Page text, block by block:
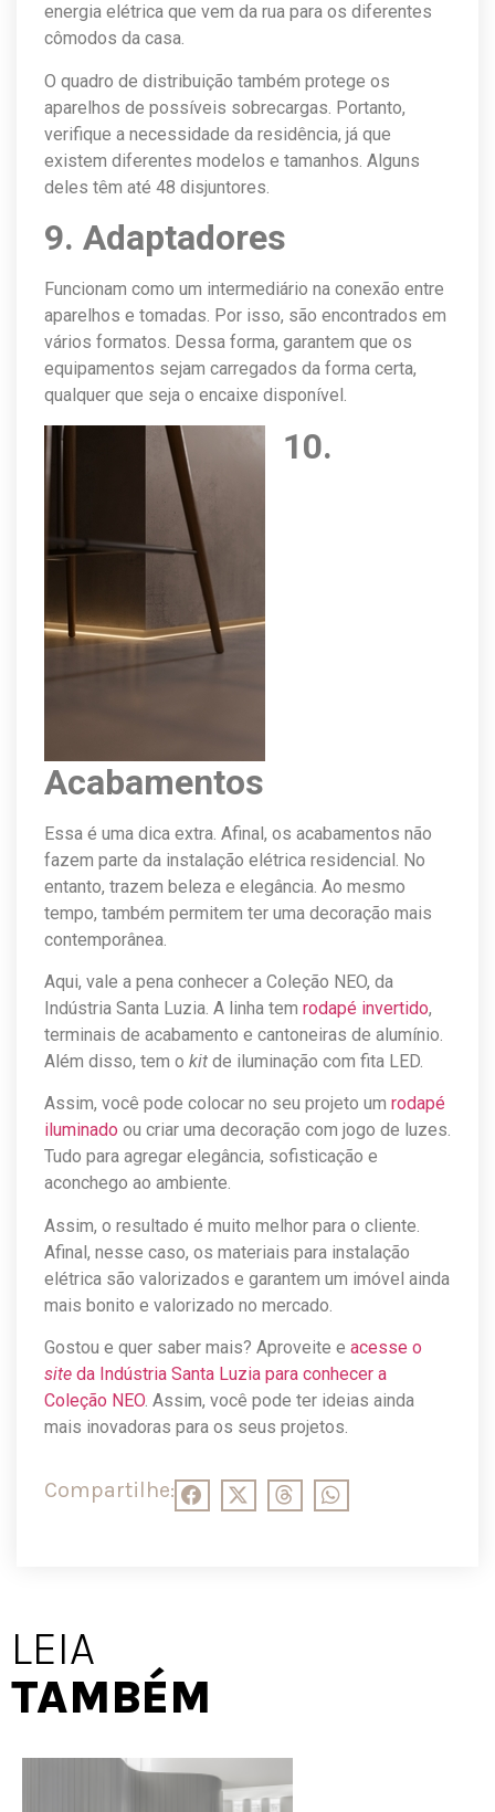
energia elétrica que vem da rua para os diferentes
cômodos da casa.
O quadro de distribuição também protege os
aparelhos de possíveis sobrecargas. Portanto,
verifique a necessidade da residência, já que
existem diferentes modelos e tamanhos. Alguns
deles têm até 48 disjuntores.
9. Adaptadores
Funcionam como um intermediário na conexão entre
aparelhos e tomadas. Por isso, são encontrados em
vários formatos. Dessa forma, garantem que os
equipamentos sejam carregados da forma certa,
qualquer que seja o encaixe disponível.
10.
Acabamentos
Essa é uma dica extra. Afinal, os acabamentos não
fazem parte da instalação elétrica residencial. No
entanto, trazem beleza e elegância. Ao mesmo
tempo, também permitem ter uma decoração mais
contemporânea.
Aqui, vale a pena conhecer a Coleção NEO, da
Indústria Santa Luzia. A linha tem rodapé invertido,
terminais de acabamento e cantoneiras de alumínio.
Além disso, tem o kit de iluminação com fita LED.
Assim, você pode colocar no seu projeto um rodapé
iluminado ou criar uma decoração com jogo de luzes.
Tudo para agregar elegância, sofisticação e
aconchego ao ambiente.
Assim, o resultado é muito melhor para o cliente.
Afinal, nesse caso, os materiais para instalação
elétrica são valorizados e garantem um imóvel ainda
mais bonito e valorizado no mercado.
Gostou e quer saber mais? Aproveite e acesse o
site da Indústria Santa Luzia para conhecer a
Coleção NEO. Assim, você pode ter ideias ainda
mais inovadoras para os seus projetos.
Compartilhe:
LEIA
TAMBÉM